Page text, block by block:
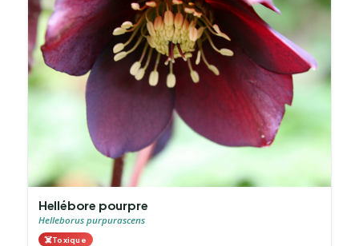
Hellébore pourpre
Helleborus purpurascens
☠️Toxique